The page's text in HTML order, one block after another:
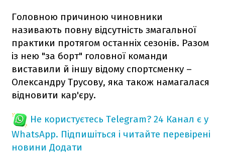
Головною причиною чиновники
називають повну відсутність змагальної
практики протягом останніх сезонів. Разом
із нею "за борт" головної команди
виставили й іншу відому спортсменку –
Олександру Трусову, яка також намагалася
відновити кар'єру.
Не користуєтесь Telegram? 24 Канал є у
WhatsApp. Підпишіться і читайте перевірені
новини Додати